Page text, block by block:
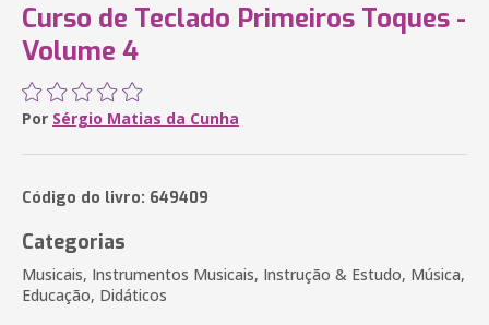
Curso de Teclado Primeiros Toques -
Volume 4
Por Sérgio Matias da Cunha
Código do livro: 649409
Categorias
Musicais, Instrumentos Musicais, Instrução & Estudo, Música,
Educação, Didáticos